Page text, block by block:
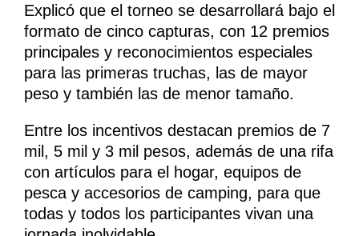
Explicó que el torneo se desarrollará bajo el
formato de cinco capturas, con 12 premios
principales y reconocimientos especiales
para las primeras truchas, las de mayor
peso y también las de menor tamaño.
Entre los incentivos destacan premios de 7
mil, 5 mil y 3 mil pesos, además de una rifa
con artículos para el hogar, equipos de
pesca y accesorios de camping, para que
todas y todos los participantes vivan una